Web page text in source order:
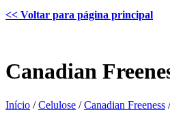
<< Voltar para página principal
Canadian
Início /Celulose /Canadian Freeness